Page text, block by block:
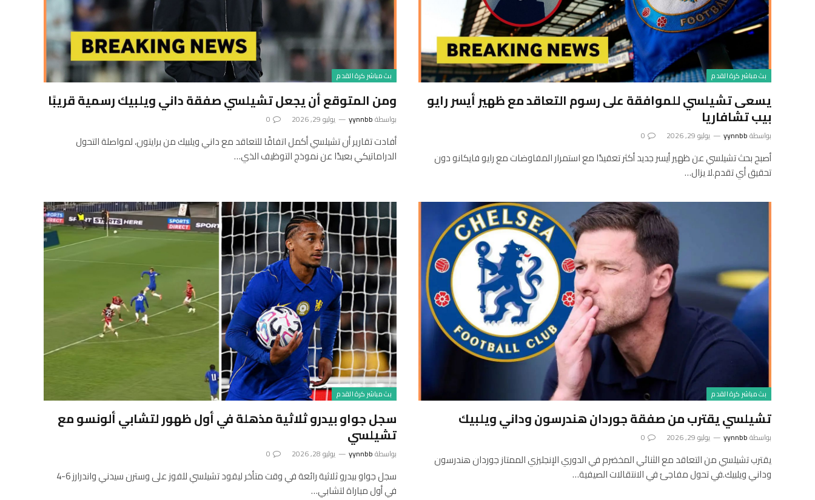
بث مباشر كرة القدم
يسعى تشيلسي للموافقة على رسوم التعاقد مع ظهير أيسر رايو
بيب تشافاريا
بواسطةyynnbb يوليو 29, 2026 0
أصبح بحث تشيلسي عن ظهير أيسر جديد أكثر تعقيدًا مع استمرار المفاوضات مع رايو فايكانو دون
تحقيق أي تقدم.لا يزال…
بث مباشر كرة القدم
ومن المتوقع أن يجعل تشيلسي صفقة داني ويلبيك رسمية قريبًا
بواسطةyynnbb يوليو 29, 2026 0
أفادت تقارير أن تشيلسي أكمل اتفاقًا للتعاقد مع داني ويلبيك من برايتون، لمواصلة التحول
الدراماتيكي بعيدًا عن نموذج التوظيف الذي…
بث مباشر كرة القدم
تشيلسي يقترب من صفقة جوردان هندرسون وداني ويلبيك
بواسطةyynnbb يوليو 29, 2026 0
يقترب تشيلسي من التعاقد مع الثنائي المخضرم في الدوري الإنجليزي الممتاز جوردان هندرسون
وداني ويلبيك.في تحول مفاجئ في الانتقالات الصيفية…
بث مباشر كرة القدم
سجل جواو بيدرو ثلاثية مذهلة في أول ظهور لتشابي ألونسو مع
تشيلسي
بواسطةyynnbb يوليو 28, 2026 0
سجل جواو بيدرو ثلاثية رائعة في وقت متأخر ليقود تشيلسي للفوز على وسترن سيدني واندرارز 6-4
في أول مباراة لتشابي…